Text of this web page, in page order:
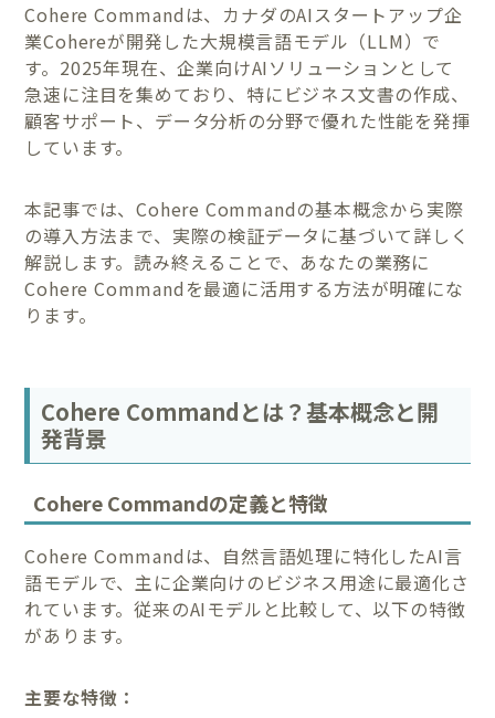
Cohere Commandは、カナダのAIスタートアップ企
業Cohereが開発した大規模言語モデル（LLM）で
す。2025年現在、企業向けAIソリューションとして
急速に注目を集めており、特にビジネス文書の作成、
顧客サポート、データ分析の分野で優れた性能を発揮
しています。
本記事では、Cohere Commandの基本概念から実際
の導入方法まで、実際の検証データに基づいて詳しく
解説します。読み終えることで、あなたの業務に
Cohere Commandを最適に活用する方法が明確にな
ります。
Cohere Commandとは？基本概念と開
発背景
Cohere Commandの定義と特徴
Cohere Commandは、自然言語処理に特化したAI言
語モデルで、主に企業向けのビジネス用途に最適化さ
れています。従来のAIモデルと比較して、以下の特徴
があります。
主要な特徴：